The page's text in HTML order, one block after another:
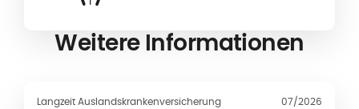
Weitere Informationen
Langzeit Auslandskrankenversicherung 07/2026